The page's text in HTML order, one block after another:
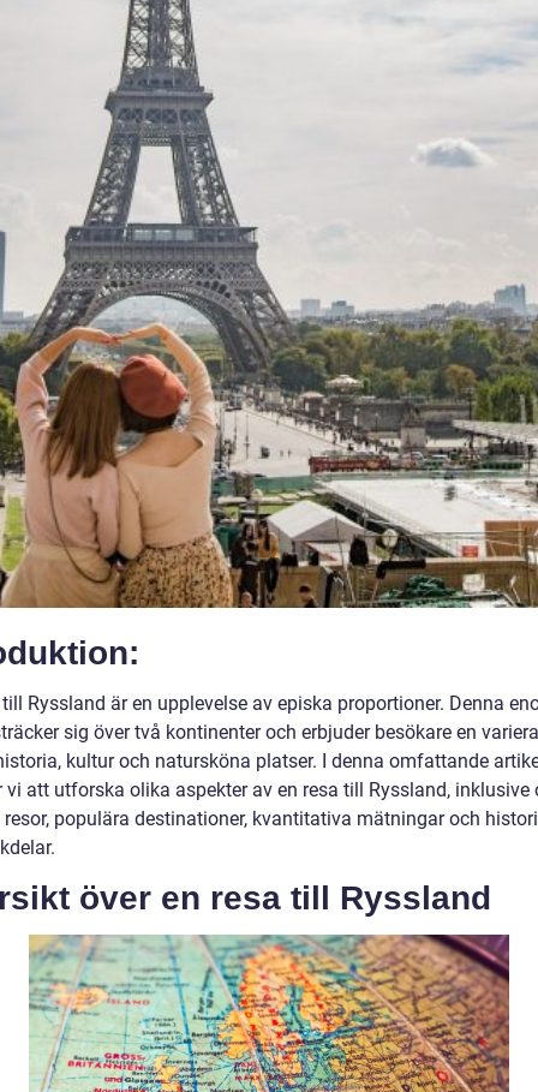
Ryssland är en upplevelse av episka proportioner. Denna
sig över två kontinenter och erbjuder besökare en
kultur och natursköna platser. I denna omfattande
vi att utforska olika aspekter av en resa till Ryssland, inklusive
resor, populära destinationer, kvantitativa mätningar och
över en resa till Ryssland